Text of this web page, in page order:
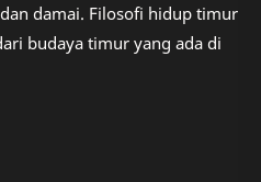
damai. Filosofi hidup timur
budaya timur yang ada di